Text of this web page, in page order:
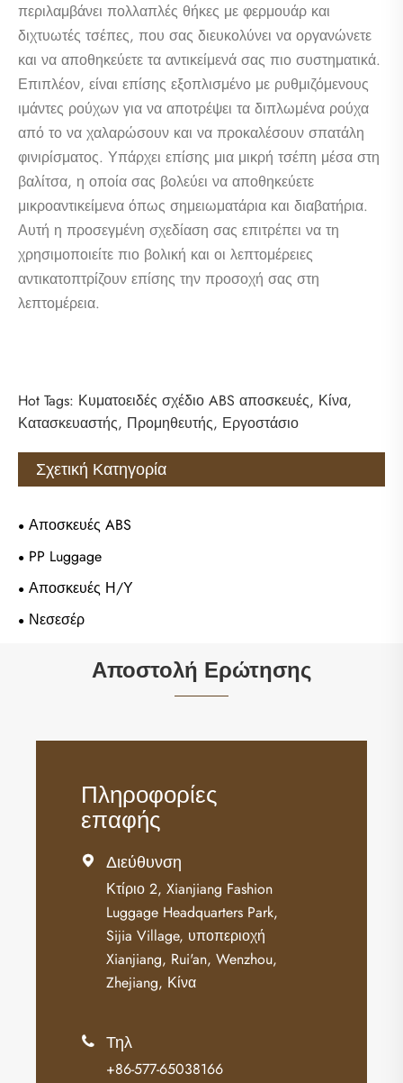
περιλαμβάνει πολλαπλές θήκες με φερμουάρ και
διχτυωτές τσέπες, που σας διευκολύνει να οργανώνετε
και να αποθηκεύετε τα αντικείμενά σας πιο συστηματικά.
Επιπλέον, είναι επίσης εξοπλισμένο με ρυθμιζόμενους
ιμάντες ρούχων για να αποτρέψει τα διπλωμένα ρούχα
από το να χαλαρώσουν και να προκαλέσουν σπατάλη
φινιρίσματος. Υπάρχει επίσης μια μικρή τσέπη μέσα στη
βαλίτσα, η οποία σας βολεύει να αποθηκεύετε
μικροαντικείμενα όπως σημειωματάρια και διαβατήρια.
Αυτή η προσεγμένη σχεδίαση σας επιτρέπει να τη
χρησιμοποιείτε πιο βολική και οι λεπτομέρειες
αντικατοπτρίζουν επίσης την προσοχή σας στη
λεπτομέρεια.
Hot Tags: Κυματοειδές σχέδιο ABS αποσκευές, Κίνα,
Κατασκευαστής, Προμηθευτής, Εργοστάσιο
Σχετική Κατηγορία
Αποσκευές ABS
PP Luggage
Αποσκευές Η/Υ
Νεσεσέρ
Αποστολή Ερώτησης
Πληροφορίες
επαφής
 Διεύθυνση
Κτίριο 2, Xianjiang Fashion
Luggage Headquarters Park,
Sijia Village, υποπεριοχή
Xianjiang, Rui'an, Wenzhou,
Zhejiang, Κίνα
 Τηλ
+86-577-65038166